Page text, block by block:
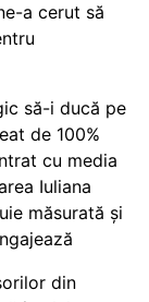
a cerut să
să-i ducă pe
de 100%
cu media
Iuliana
măsurată și
din